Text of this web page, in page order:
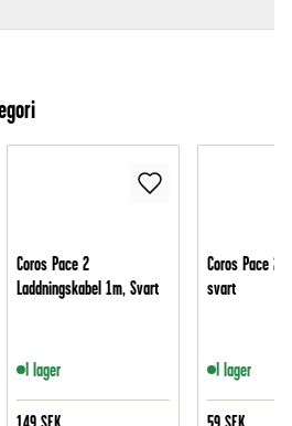
Coros Pace 2
Laddningskabel 1m, Svart
I lager
Coros Pace 2
svart
I lager